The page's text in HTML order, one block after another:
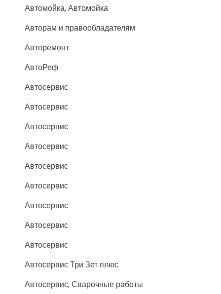
Автомойка, Автомойка
Авторам и правообладателям
Авторемонт
АвтоРеф
Автосервис
Автосервис
Автосервис
Автосервис
Автосервис
Автосервис
Автосервис
Автосервис
Автосервис
Автосервис Три Зет плюс
Автосервис, Сварочные работы